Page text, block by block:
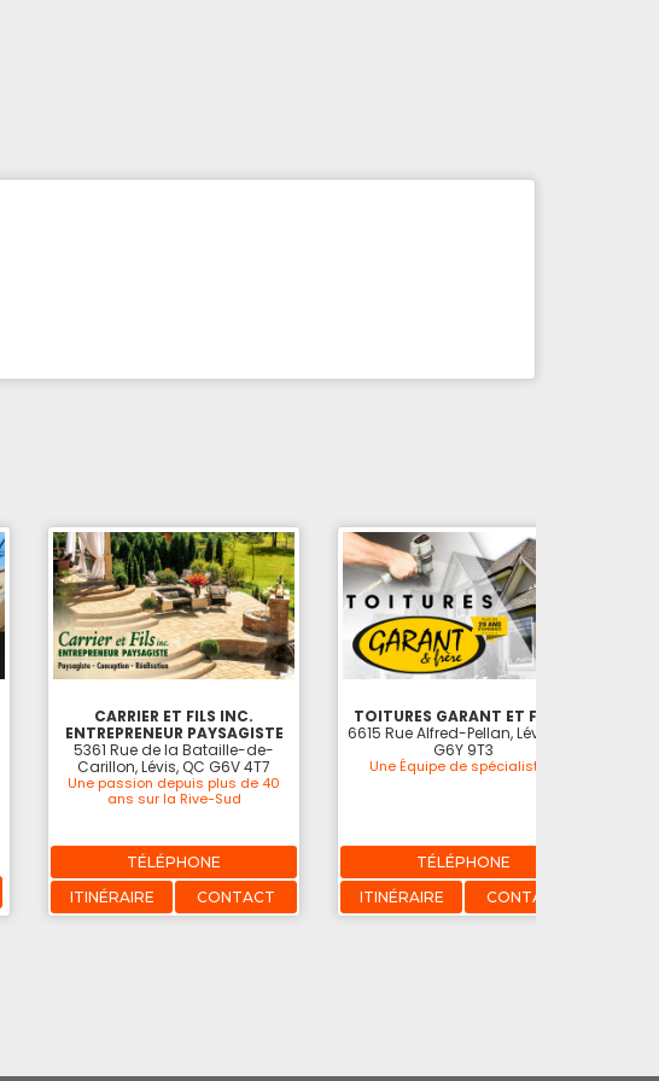
CARRIER ET FILS INC.
ENTREPRENEUR PAYSAGISTE
5361 Rue de la Bataille-de-
Carillon, Lévis, QC G6V 4T7
Une passion depuis plus de 40
ans sur la Rive-Sud
TÉLÉPHONE
ITINÉRAIRE
CONTACT
TOITURES GARANT ET FRÈRE
6615 Rue Alfred-Pellan, Lévis, QC
G6Y 9T3
Une Équipe de spécialistes!
TÉLÉPHONE
ITINÉRAIRE
CONTACT